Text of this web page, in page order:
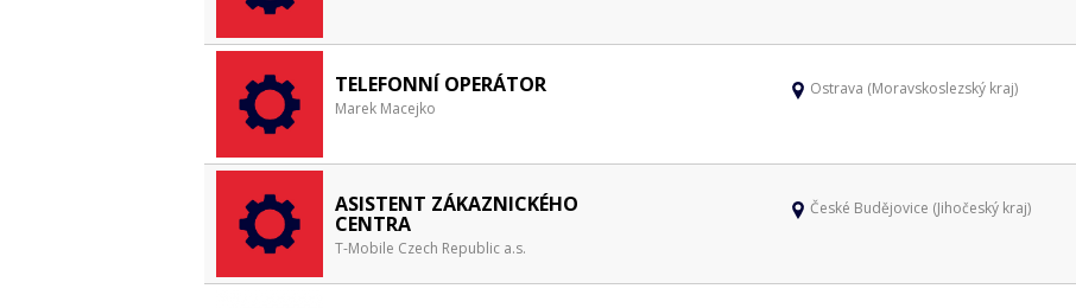
TELEFONNÍ OPERÁTOR
Marek Macejko
Ostrava (Moravskoslezský kraj)
ASISTENT ZÁKAZNICKÉHO
CENTRA
T-Mobile Czech Republic a.s.
České Budějovice (Jihočeský kraj)